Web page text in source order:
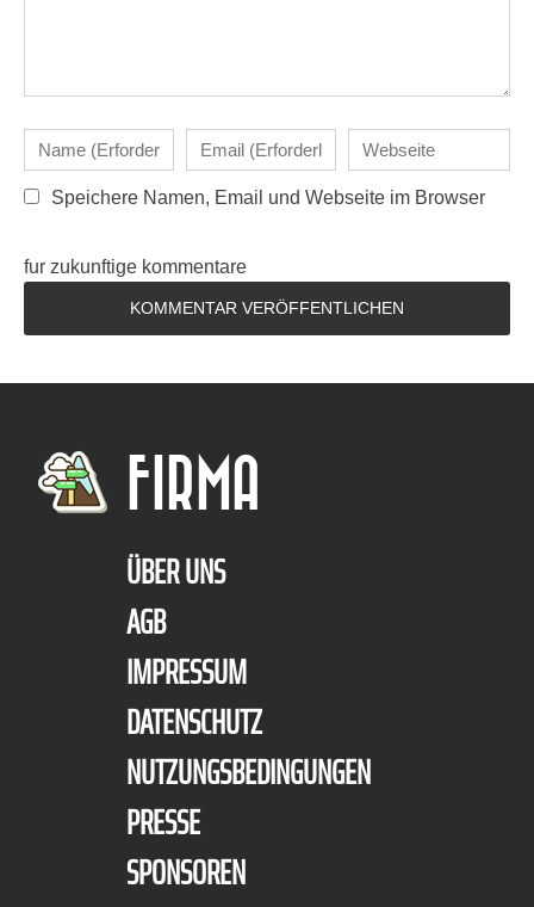
Speichere Namen, Email und Webseite im Browser
fur zukunftige kommentare
FIRMA
ÜBER UNS
AGB
IMPRESSUM
DATENSCHUTZ
NUTZUNGSBEDINGUNGEN
PRESSE
SPONSOREN